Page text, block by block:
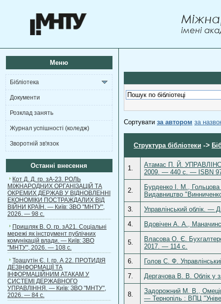
Меню
Бібліотека
Документи
Розклад занять
Журнал успішності (коледж)
Зворотній зв'язок
Останні внесення
Кот Д. Д. гр. зА-23. РОЛЬ
МІЖНАРОДНИХ ОРГАНІЗАЦІЙ ТА
ОКРЕМИХ ДЕРЖАВ У ВІДНОВЛЕННІ
ЕКОНОМІКИ ПОСТРАЖДАЛИХ ВІД
ВІЙНИ КРАЇН. — Київ: ЗВО "МНТУ",
2026. — 98 с.
Пришляк В. О. гр. зА21. Соціальні
мережі як інструмент публічних
комунікацій влади. — Київ: ЗВО
"МНТУ", 2026. — 108 с.
Трашутін Є. І. гр. А 22. ПРОТИДІЯ
ДЕЗІНФОРМАЦІЇ ТА
ІНФОРМАЦІЙНИМ АТАКАМ У
СИСТЕМІ ДЕРЖАВНОГО
УПРАВЛІННЯ. — Київ: ЗВО "МНТУ",
2026. — 84 с.
Сортувати за автором за
Структура бібліотеки ->
1.
Атамас П. Й.
2009. — 440 c. — ISBN
2.
Бурденко І. М.,
Видавництво
3.
Управлінський облік. —
4.
Вдовічен А. А.,
5.
Власова О. Є.
2017. — 114 с.
6.
Голов С. Ф.
7.
Дергачова В. В. Облік у
8.
Задорожний М. В.,
— Тернопіль : ВПЦ